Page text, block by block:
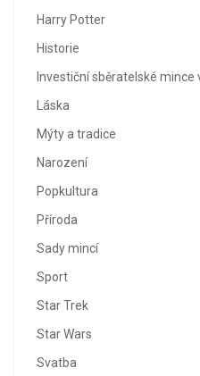
Harry Potter
Historie
Investiční sběratelské mince
Láska
Mýty a tradice
Narození
Popkultura
Příroda
Sady mincí
Sport
Star Trek
Star Wars
Svatba